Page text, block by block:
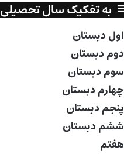
به تفکیک سال تحصیلی
اول دبستان
دوم دبستان
سوم دبستان
چهارم دبستان
پنجم دبستان
ششم دبستان
هفتم